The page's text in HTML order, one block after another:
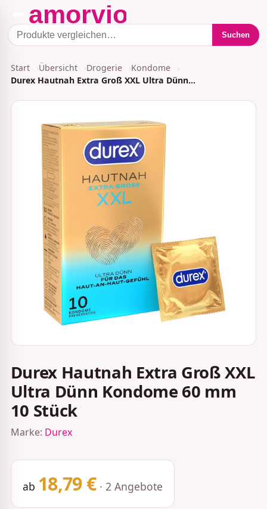
Suchen
Start Übersicht Drogerie
Kondome
Durex Hautnah Extra Groß XXL Ultra Dünn…
Durex Hautnah Extra Groß XXL
Ultra Dünn Kondome 60 mm
10 Stück
Marke: Durex
ab 18,79 € · 2 Angebote